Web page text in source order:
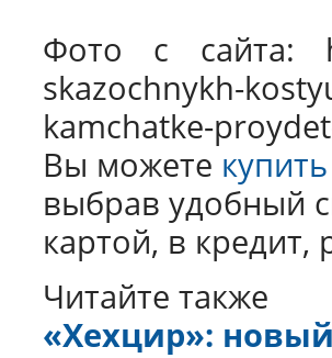
Фото с сайта:
skazochnykh-
kamchatke-
Вы можете
выбрав удобный
картой, в кредит,
Читайте также
«Хехцир»: